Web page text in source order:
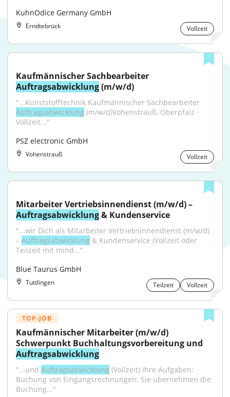
KuhnOdice Germany GmbH
Erndtebrück Vollzeit
Auftragsabwicklung (m/w/d)
Auftragsabwicklung (m/w/d)Vohenstrauß, Oberpfalz ·
Vollzeit..."
PSZ electronic GmbH
Vohenstrauß Vollzeit
Auftragsabwicklung & Kundenservice
"...wir Dich als Mitarbeiter Vertriebsinnendienst (m/w/d)
– Auftragsabwicklung & Kundenservice (Vollzeit oder
Teilzeit mit mind..."
Blue Taurus GmbH
Tuttlingen Teilzeit Vollzeit
TOP-JOB
Kaufmännischer Mitarbeiter (m/w/d)
Auftragsabwicklung
"...und Auftragsabwicklung (Vollzeit) Ihre Aufgaben:
Buchung von Eingangsrechnungen: Sie übernehmen die
Buchung..."